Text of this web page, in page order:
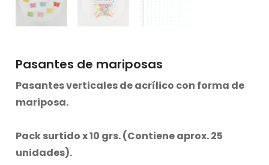
Pasantes de mariposas
Pasantes verticales de acrílico con forma de
mariposa.
Pack surtido x 10 grs. (Contiene aprox. 25
unidades).